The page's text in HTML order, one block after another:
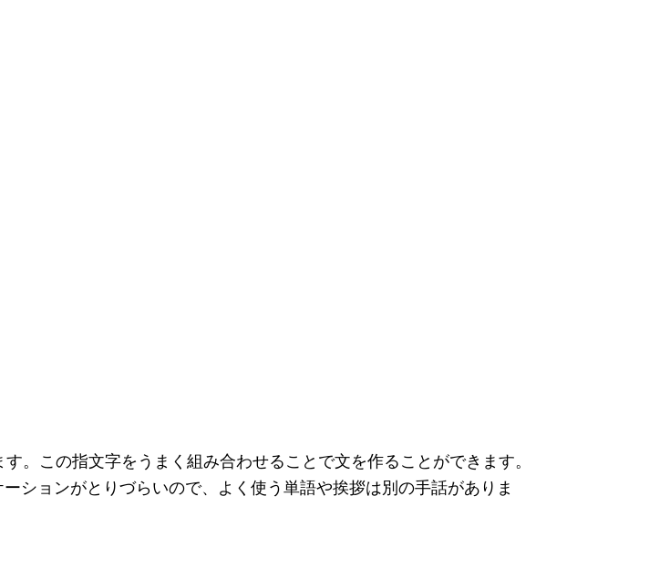
。この指文字をうまく組み合わせることで文を作ることができます。
ションがとりづらいので、よく使う単語や挨拶は別の手話がありま